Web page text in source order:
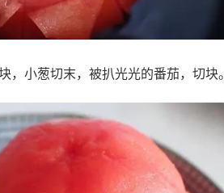
，小葱切末，被扒光光的番茄，切块。